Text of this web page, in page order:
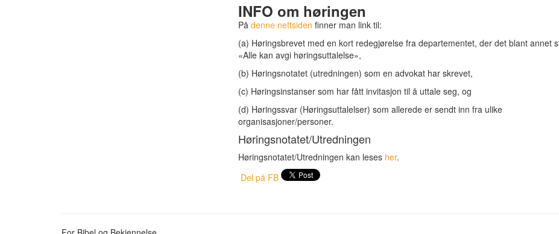
INFO om høringen
På denne nettsiden finner man link til:
(a) Høringsbrevet med en kort redegjørelse fra departementet, der det blant annet
«Alle kan avgi høringsuttalelse»,
(b) Høringsnotatet (utredningen) som en advokat har skrevet,
(c) Høringsinstanser som har fått invitasjon til å uttale seg, og
(d) Høringssvar (Høringsuttalelser) som allerede er sendt inn fra ulike
organisasjoner/personer.
Høringsnotatet/Utredningen
Høringsnotatet/Utredningen kan leses her.
Del på FB